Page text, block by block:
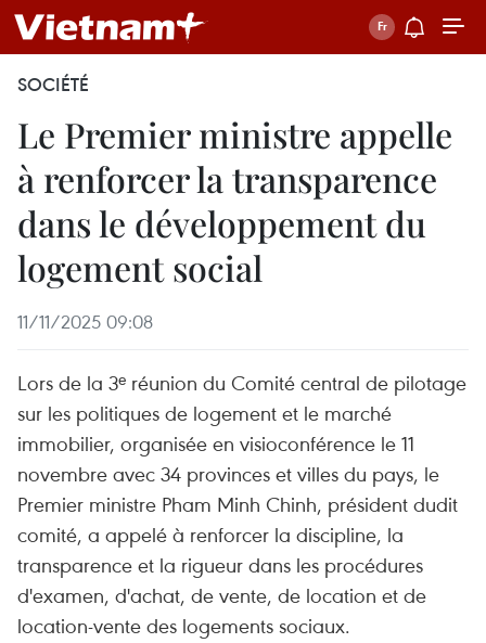
SOCIÉTÉ
Le Premier ministre appelle
à renforcer la transparence
dans le développement du
logement social
11/11/2025 09:08
Lors de la 3ᵉ réunion du Comité central de pilotage
sur les politiques de logement et le marché
immobilier, organisée en visioconférence le 11
novembre avec 34 provinces et villes du pays, le
Premier ministre Pham Minh Chinh, président dudit
comité, a appelé à renforcer la discipline, la
transparence et la rigueur dans les procédures
d'examen, d'achat, de vente, de location et de
location-vente des logements sociaux.